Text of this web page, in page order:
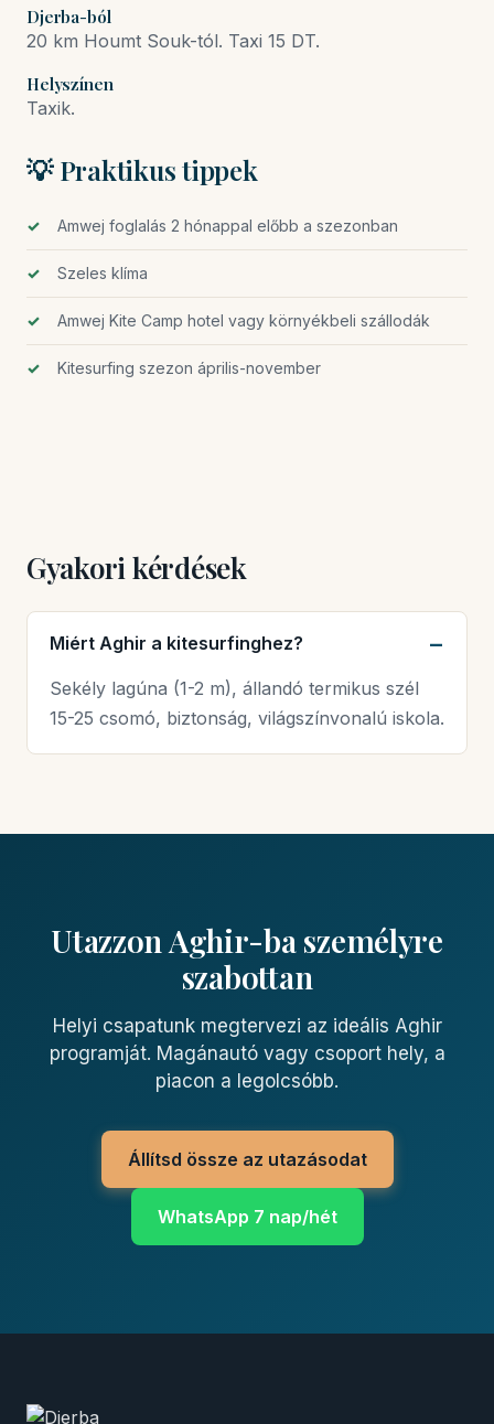
Djerba-ból
20 km Houmt Souk-tól. Taxi 15 DT.
Helyszínen
Taxik.
💡 Praktikus tippek
Amwej foglalás 2 hónappal előbb a szezonban
Szeles klíma
Amwej Kite Camp hotel vagy környékbeli szállodák
Kitesurfing szezon április-november
Gyakori kérdések
Miért Aghir a kitesurfinghez?
Sekély lagúna (1-2 m), állandó termikus szél
15-25 csomó, biztonság, világszínvonalú iskola.
Utazzon Aghir-ba személyre
szabottan
Helyi csapatunk megtervezi az ideális Aghir
programját. Magánautó vagy csoport hely, a
piacon a legolcsóbb.
Állítsd össze az utazásodat
WhatsApp 7 nap/hét